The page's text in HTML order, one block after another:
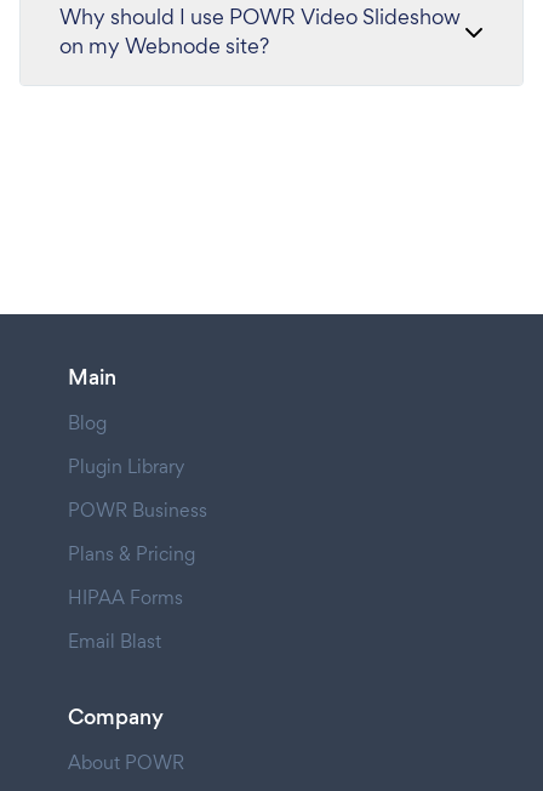
Why should I use POWR Video Slideshow
on my Webnode site?
Main
Blog
Plugin Library
POWR Business
Plans & Pricing
HIPAA Forms
Email Blast
Company
About POWR